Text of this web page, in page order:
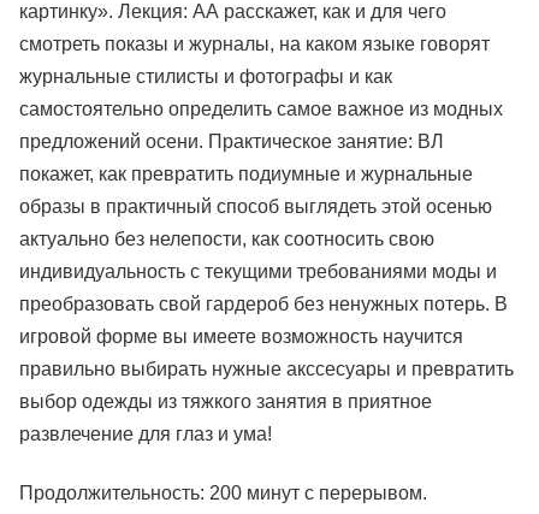
картинку». Лекция: АА расскажет, как и для чего
смотреть показы и журналы, на каком языке говорят
журнальные стилисты и фотографы и как
самостоятельно определить самое важное из модных
предложений осени. Практическое занятие: ВЛ
покажет, как превратить подиумные и журнальные
образы в практичный способ выглядеть этой осенью
актуально без нелепости, как соотносить свою
индивидуальность с текущими требованиями моды и
преобразовать свой гардероб без ненужных потерь. В
игровой форме вы имеете возможность научится
правильно выбирать нужные акссесуары и превратить
выбор одежды из тяжкого занятия в приятное
развлечение для глаз и ума!
Продолжительность: 200 минут с перерывом.